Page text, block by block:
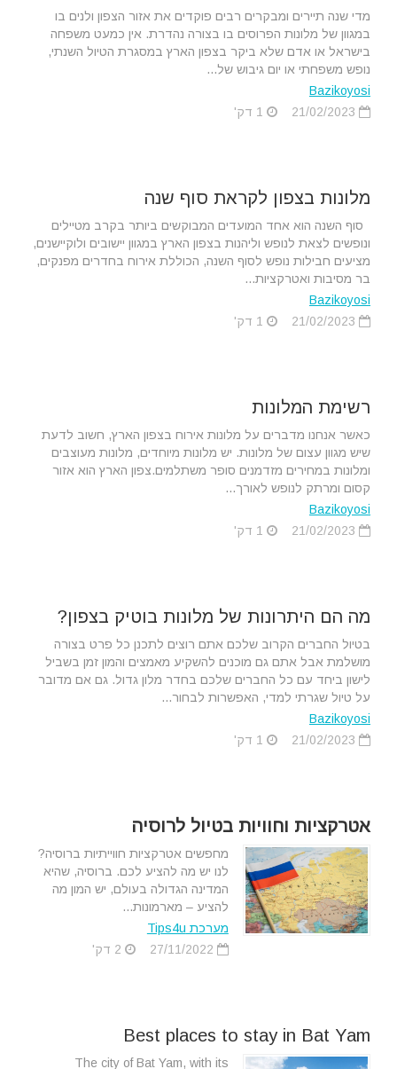
מדי שנה תיירים ומבקרים רבים פוקדים את אזור הצפון ולנים בו
במגוון של מלונות הפרוסים בו בצורה נהדרת. אין כמעט משפחה
בישראל או אדם שלא ביקר בצפון הארץ במסגרת הטיול השנתי,
נופש משפחתי או יום גיבוש של...
Bazikoyosi
מלונות בצפון לקראת סוף שנה
סוף השנה הוא אחד המועדים המבוקשים ביותר בקרב מטיילים
ונופשים לצאת לנופש וליהנות בצפון הארץ במגוון יישובים ולוקיישנים,
מציעים חבילות נופש לסוף השנה, הכוללת אירוח בחדרים מפנקים,
בר מסיבות ואטרקציות...
Bazikoyosi
רשימת המלונות
כאשר אנחנו מדברים על מלונות אירוח בצפון הארץ, חשוב לדעת
שיש מגוון עצום של מלונות. יש מלונות מיוחדים, מלונות מעוצבים
ומלונות במחירים מזדמנים סופר משתלמים.צפון הארץ הוא אזור
קסום ומרתק לנופש לאורך...
Bazikoyosi
מה הם היתרונות של מלונות בוטיק בצפון?
‏בטיול החברים הקרוב שלכם אתם רוצים לתכנן כל פרט בצורה
מושלמת אבל אתם גם מוכנים להשקיע מאמצים והמון זמן בשביל
לישון ביחד עם כל החברים שלכם בחדר מלון גדול. גם אם מדובר
על טיול שגרתי למדי, האפשרות לבחור...
Bazikoyosi
אטרקציות וחוויות בטיול לרוסיה
מחפשים אטרקציות חווייתיות ברוסיה?
לנו יש מה להציע לכם. ברוסיה, שהיא
המדינה הגדולה בעולם, יש המון מה
להציע – מארמונות...
מערכת Tips4u
Best places to stay in Bat Yam
The city of Bat Yam, with its